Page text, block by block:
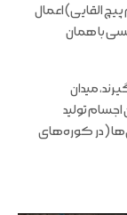
القایی) اعمال
با همان
میدان
تولید
(در کوره‌های